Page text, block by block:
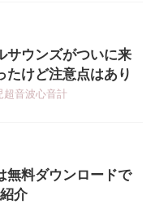
サウンズがついに来
たけど注意点はあり
超音波心音計
無料ダウンロードで
介